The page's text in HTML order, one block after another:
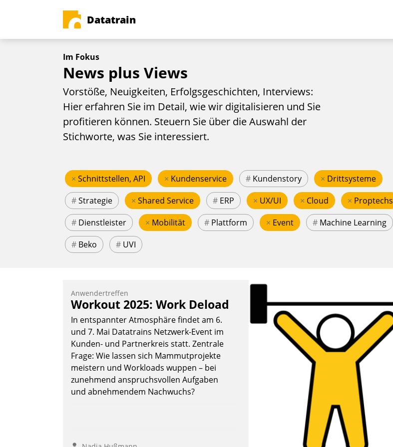
Datatrain
Im Fokus
News plus Views
Vorstöße, Neuigkeiten, Erfolgsgeschichten, Interviews:
Hier erfahren Sie im Detail, wie wir digitalisieren und Sie
profitieren können. Steuern Sie über die Auswahl der
Stichworte, was Sie interessiert.
× Schnittstellen, API × Kundenservice # Kundenstory × Drittsysteme
#Strategie × Shared Service # ERP × UX/UI × Cloud × Proptechs
# Dienstleister × Mobilität # Plattform × Event # Machine Learning
# Beko # UVI
Anwendertreffen
Workout 2025: Work Deload
In entspannter Atmosphäre findet am 6.
und 7. Mai Datatrains Netzwerk-Event im
Kunden- und Partnerkreis statt. Zentrale
Frage: Wie lassen sich Mammutprojekte
meistern und Workloads wuppen – bei
zunehmend anspruchsvollen Aufgaben
und abnehmendem Nachwuchs?